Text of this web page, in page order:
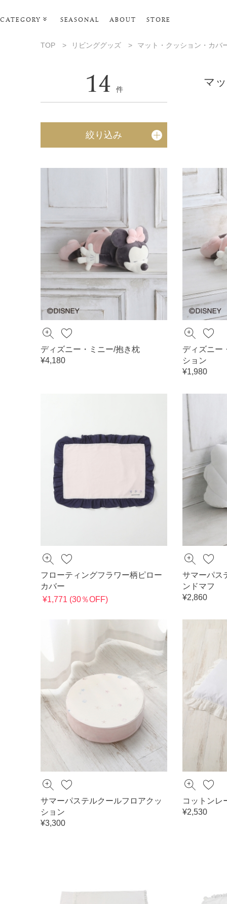
CATEGORY SEASONAL ABOUT STORE
ポーチ･トラベルグッズ
タオル・ヘアバンド
TOP > リビンググッズ > マット・クッション・カバ
マ
14 件
絞り込み
ディズニー・ミニー/抱き枕
¥4,180
ディズニー
ション
¥1,980
フローティングフラワー柄ピロー
カバー
¥1,771 (30％OFF)
サマーパス
ンドマフ
¥2,860
サマーパステルクールフロアクッ
ション
¥3,300
コットンレ
¥2,530